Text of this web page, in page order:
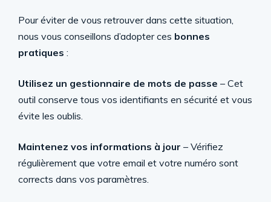
Pour éviter de vous retrouver dans cette situation,
nous vous conseillons d’adopter ces bonnes
pratiques :
Utilisez un gestionnaire de mots de passe – Cet
outil conserve tous vos identifiants en sécurité et vous
évite les oublis.
Maintenez vos informations à jour – Vérifiez
régulièrement que votre email et votre numéro sont
corrects dans vos paramètres.